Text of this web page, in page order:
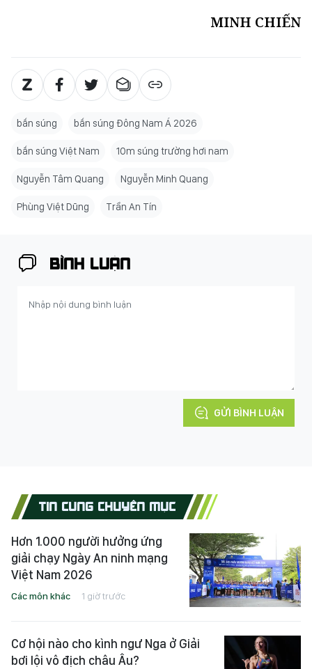
MINH CHIẾN
bắn súng bắn súng Đông Nam Á 2026
bắn súng Việt Nam 10m súng trường hơi nam
Nguyễn Tâm Quang Nguyễn Minh Quang
Phùng Việt Dũng Trần An Tín
BÌNH LUẬN
GỬI BÌNH LUẬN
TIN CÙNG CHUYÊN MỤC
Hơn 1.000 người hưởng ứng
giải chạy Ngày An ninh mạng
Việt Nam 2026
Các môn khác 1 giờ trước
Cơ hội nào cho kình ngư Nga ở Giải
bơi lội vô địch châu Âu?